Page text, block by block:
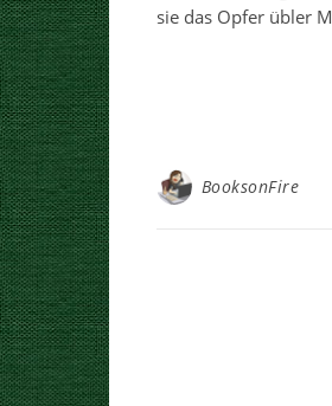
sie das Opfer übler
BooksonFire